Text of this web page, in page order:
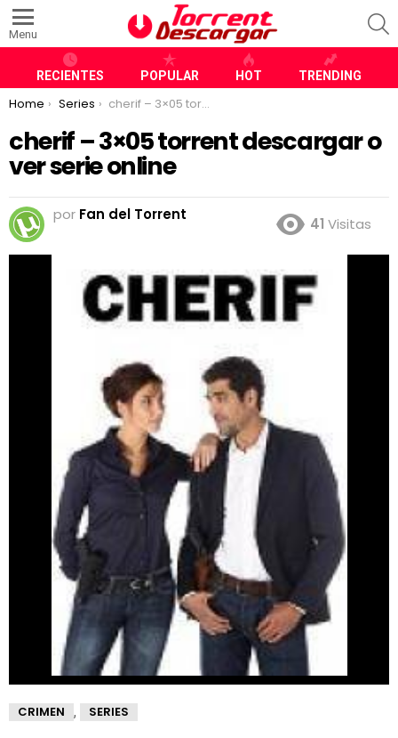
Menu
RECIENTES POPULAR HOT TRENDING
You are here:
Home Series cherif – 3×05 torrent descargar o ver serie online
cherif – 3×05 torrent descargar o
ver serie online
por Fan del Torrent
41 Visitas
CRIMEN , SERIES